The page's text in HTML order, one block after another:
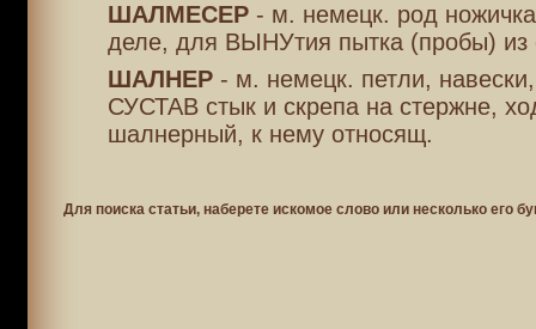
ШАЛМЕСЕР- м. немецк. род
деле, для ВЫНУтия пытка (пробы) из
ШАЛНЕР- м. немецк. петли,
СУСТАВ стык и скрепа на стержне,
шалнерный, к нему относящ.
Для поиска статьи, наберете искомое слово или несколько его